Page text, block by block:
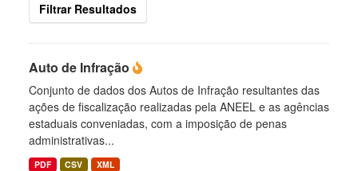
Filtrar Resultados
Auto de Infração
Conjunto de dados dos Autos de Infração resultantes das
ações de fiscalização realizadas pela ANEEL e as agências
estaduais conveniadas, com a imposição de penas
administrativas...
PDF CSV XML